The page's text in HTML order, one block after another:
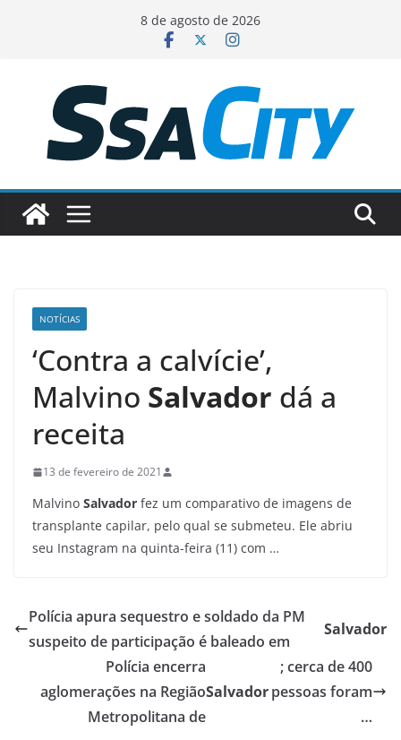
conteúdo
8 de agosto de 2026
NOTÍCIAS
‘Contra a calvície’,
Malvino Salvador dá a
receita
13 de fevereiro de 2021
Malvino Salvador fez um comparativo de imagens de
transplante capilar, pelo qual se submeteu. Ele abriu
seu Instagram na quinta-feira (11) com …
Polícia apura sequestro e soldado da PM
suspeito de participação é baleado em
Salvador
Polícia encerra
aglomerações na Região
Metropolitana de
Salvador
; cerca de 400
pessoas foram
…